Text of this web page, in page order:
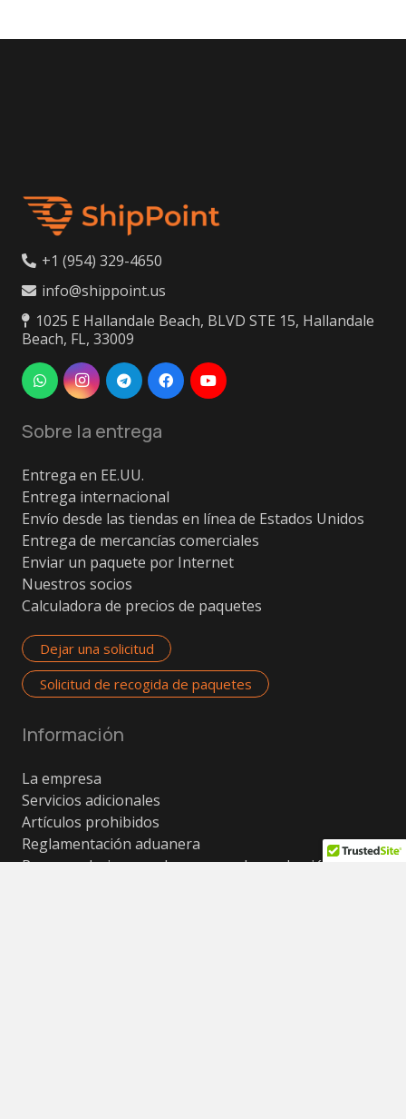
+1 (954) 329-4650
info@shippoint.us
1025 E Hallandale Beach, BLVD STE 15, Hallandale
Beach, FL, 33009
Sobre la entrega
Entrega en EE.UU.
Entrega internacional
Envío desde las tiendas en línea de Estados Unidos
Entrega de mercancías comerciales
Enviar un paquete por Internet
Nuestros socios
Calculadora de precios de paquetes
Dejar una solicitud
Solicitud de recogida de paquetes
Información
La empresa
Servicios adicionales
Artículos prohibidos
Reglamentación aduanera
Recomendaciones sobre envasado y selección de